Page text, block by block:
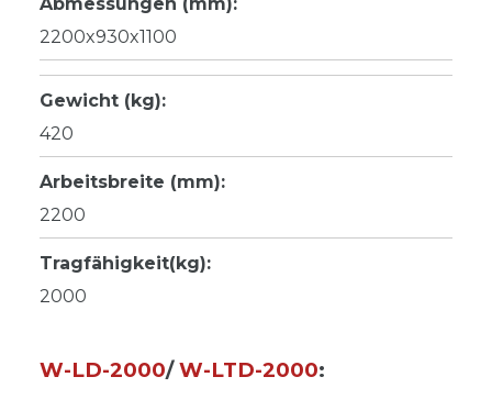
2200x930x1100
Gewicht (kg):
420
Arbeitsbreite (mm):
2200
Tragfähigkeit(kg):
2000
W-LD-2000/W-LTD-2000: